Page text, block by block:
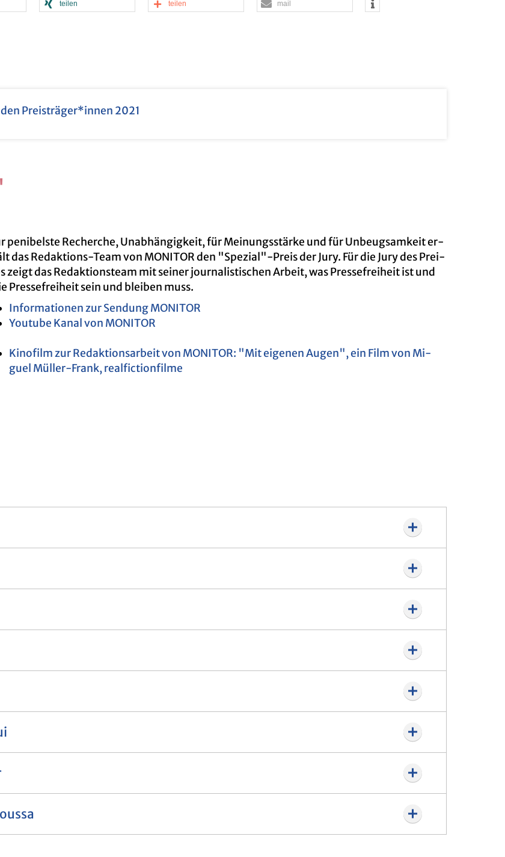
tei­len tei­len mail
Preis­trä­ger*innen 2021
pe­ni­bels­te Re­cher­che, Un­ab­hän­gig­keit, für Mei­nungs­stär­ke und für Un­beug­sam­keit er­
das Re­dak­ti­ons-Team von MO­NI­TOR den "Spe­zi­al"-Preis der Jury. Für die Jury des Prei­
zeigt das Re­dak­ti­ons­team mit sei­ner jour­na­lis­ti­schen Ar­beit, was Pres­se­frei­heit ist und
Pres­se­frei­heit sein und blei­ben muss.
In­for­ma­tio­nen zur Sen­dung MO­NI­TOR
You­tube Kanal von MO­NI­TOR
Ki­no­film zur Re­dak­ti­ons­ar­beit von MO­NI­TOR: "Mit ei­ge­nen Augen", ein Film von Mi­
guel Mül­ler-Frank, re­al­fic­tion­fil­me